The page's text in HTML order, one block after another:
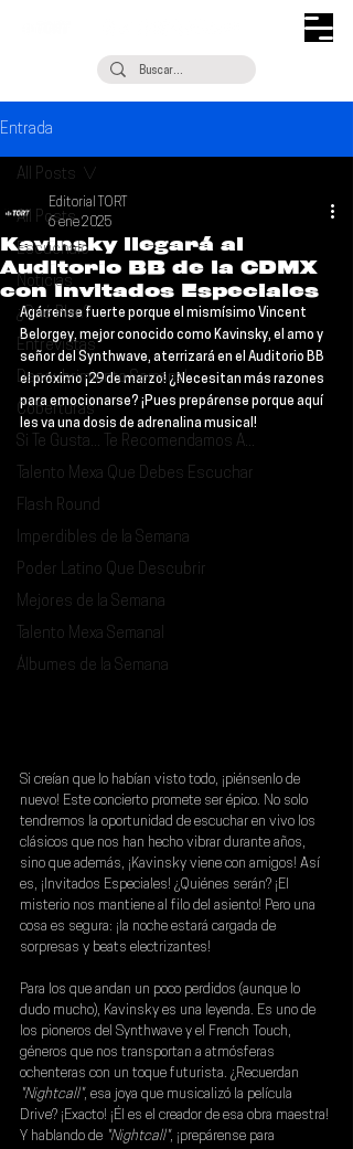
Entrada
All Posts
Escúchalo
Noticias
¿Qué Plan?
Entrevistas
Descubrimiento Semanal
Coberturas
Si Te Gusta... Te Recomendamos A...
Talento Mexa Que Debes Escuchar
Flash Round
Imperdibles de la Semana
Poder Latino Que Descubrir
Mejores de la Semana
Talento Mexa Semanal
Álbumes de la Semana
All Posts
Kavinsky llegará al
Auditorio BB de la CDMX
con Invitados Especiales
Editorial TORT
6 ene 2025
Agárrense fuerte porque el mismísimo Vincent
Belorgey, mejor conocido como Kavinsky, el amo y
señor del Synthwave, aterrizará en el Auditorio BB
el próximo ¡29 de marzo! ¿Necesitan más razones
para emocionarse? ¡Pues prepárense porque aquí
les va una dosis de adrenalina musical!
Si creían que lo habían visto todo, ¡piénsenlo de
nuevo! Este concierto promete ser épico. No solo
tendremos la oportunidad de escuchar en vivo los
clásicos que nos han hecho vibrar durante años,
sino que además, ¡Kavinsky viene con amigos! Así
es, ¡ Invitados Especiales! ¿Quiénes serán? ¡El
misterio nos mantiene al filo del asiento! Pero una
cosa es segura: ¡la noche estará cargada de
sorpresas y beats electrizantes!
Para los que andan un poco perdidos (aunque lo
dudo mucho), Kavinsky es una leyenda. Es uno de
los pioneros del Synthwave y el French Touch,
géneros que nos transportan a atmósferas
ochenteras con un toque futurista. ¿Recuerdan
"Nightcall", esa joya que musicalizó la película
Drive? ¡Exacto! ¡Él es el creador de esa obra maestra!
Y hablando de "Nightcall", ¡prepárense para